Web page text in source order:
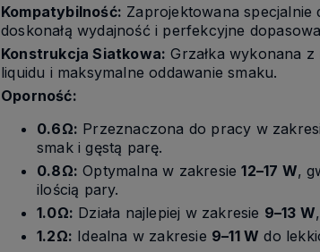
Kompatybilność: Zaprojektowana specjalnie
doskonałą wydajność i perfekcyjne
Konstrukcja Siatkowa: Grzałka wykonana z
liquidu i maksymalne oddawanie smaku.
Oporność:
0.6Ω: Przeznaczona do pracy w
smak i gęstą parę.
0.8Ω: Optymalna w zakresie12–17 W,
ilością pary.
1.0Ω: Działa najlepiej w zakresie 9–13 W
1.2Ω: Idealna w zakresie 9–11 W do